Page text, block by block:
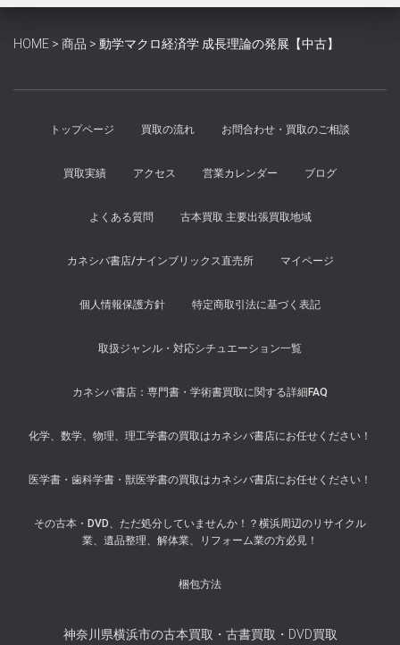
¥1,300
し
は
で
HOME > 商品 > 動学マクロ経済学 成長理論の発展【中古】
トップページ 買取の流れ お問合わせ・買取のご相談
買取実績 アクセス 営業カレンダー ブログ
よくある質問 古本買取 主要出張買取地域
カネシバ書店/ナインブリックス直売所 マイページ
個人情報保護方針 特定商取引法に基づく表記
取扱ジャンル・対応シチュエーション一覧
カネシバ書店：専門書・学術書買取に関する詳細FAQ
化学、数学、物理、理工学書の買取はカネシバ書店にお任せください！
医学書・歯科学書・獣医学書の買取はカネシバ書店にお任せください！
その古本・DVD、ただ処分していませんか！？横浜周辺のリサイクル
業、遺品整理、解体業、リフォーム業の方必見！
梱包方法
神奈川県横浜市の古本買取・古書買取・DVD買取